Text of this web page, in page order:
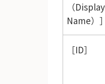
（Display
Name）
ID